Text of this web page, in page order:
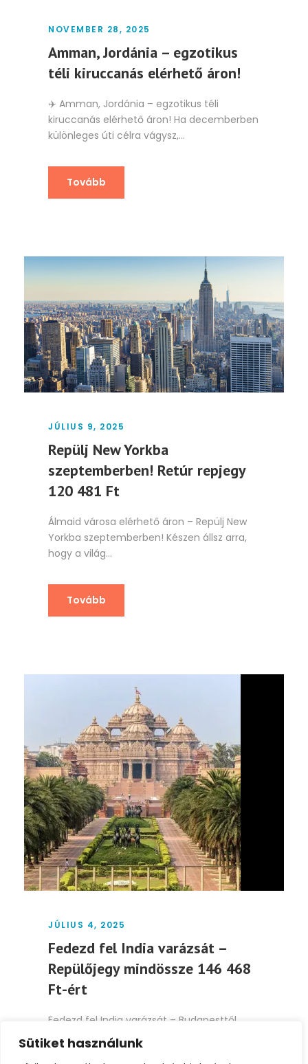
Sütiket használunk
NOVEMBER 28, 2025
Amman, Jordánia – egzotikus
téli kiruccanás elérhető áron!
✈️ Amman, Jordánia – egzotikus téli
kiruccanás elérhető áron! Ha decemberben
különleges úti célra vágysz,...
Tovább
JÚLIUS 9, 2025
Repülj New Yorkba
szeptemberben! Retúr repjegy
120 481 Ft
Álmaid városa elérhető áron – Repülj New
Yorkba szeptemberben! Készen állsz arra,
hogy a világ...
Tovább
JÚLIUS 4, 2025
Fedezd fel India varázsát –
Repülőjegy mindössze 146 468
Ft-ért
Fedezd fel India varázsát – Budapesttől
Újdelhiig kedvező áron! Ha valaha is
álmodoztál arról, hogy...